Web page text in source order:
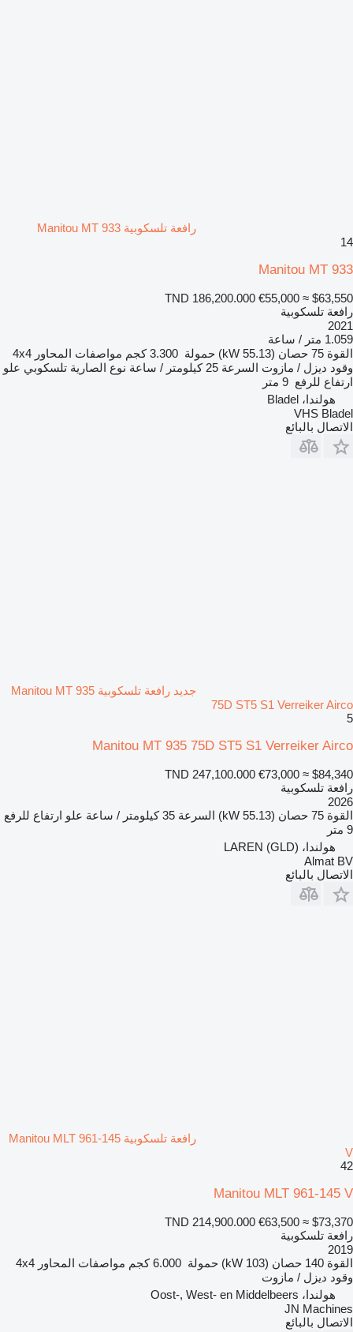
رافعة تلسكوبية Manitou MT 933
14
Manitou MT 933
TND 186,200.000 €55,000 ≈ $63,550
رافعة تلسكوبية
2021
1.059 متر / ساعة
القوة 75 حصان (55.13 kW) حمولة 3.300 كجم مواصفات المحاور 4x4
وقود ديزل / مازوت السرعة 25 كيلومتر / ساعة نوع الصارية تلسكوبي علو
ارتفاع للرفع 9 متر
هولندا، Bladel
VHS Bladel
الاتصال بالبائع
جديد رافعة تلسكوبية Manitou MT 935
75D ST5 S1 Verreiker Airco
5
Manitou MT 935 75D ST5 S1 Verreiker Airco
TND 247,100.000 €73,000 ≈ $84,340
رافعة تلسكوبية
2026
القوة 75 حصان (55.13 kW) السرعة 35 كيلومتر / ساعة
علو ارتفاع للرفع
9 متر
هولندا، LAREN (GLD)
Almat BV
الاتصال بالبائع
رافعة تلسكوبية Manitou MLT 961-145
V
42
Manitou MLT 961-145 V
TND 214,900.000 €63,500 ≈ $73,370
رافعة تلسكوبية
2019
القوة 140 حصان (103 kW) حمولة 6.000 كجم مواصفات المحاور 4x4
وقود ديزل / مازوت
هولندا، Oost-, West- en Middelbeers
JN Machines
الاتصال بالبائع